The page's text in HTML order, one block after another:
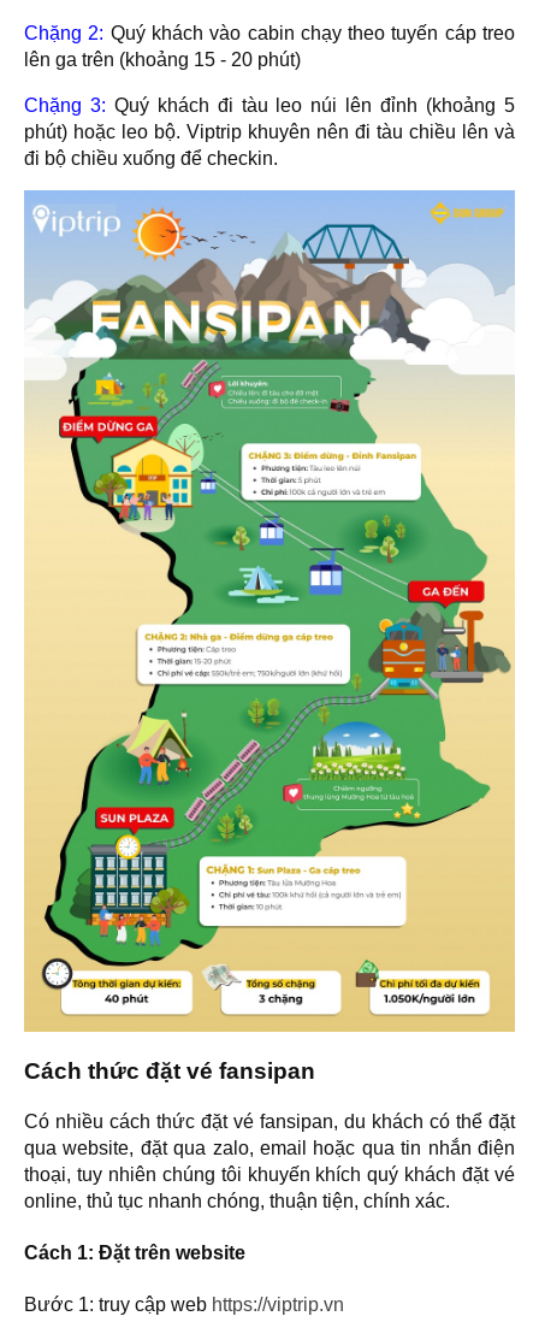
Chặng 2: Quý khách vào cabin chạy theo tuyến cáp treo
lên ga trên (khoảng 15 - 20 phút)
Chặng 3: Quý khách đi tàu leo núi lên đỉnh (khoảng 5
phút) hoặc leo bộ. Viptrip khuyên nên đi tàu chiều lên và
đi bộ chiều xuống để checkin.
Cách thức đặt vé fansipan
Có nhiều cách thức đặt vé fansipan, du khách có thể đặt
qua website, đặt qua zalo, email hoặc qua tin nhắn điện
thoại, tuy nhiên chúng tôi khuyến khích quý khách đặt vé
online, thủ tục nhanh chóng, thuận tiện, chính xác.
Cách 1: Đặt trên website
Bước 1: truy cập web https://viptrip.vn